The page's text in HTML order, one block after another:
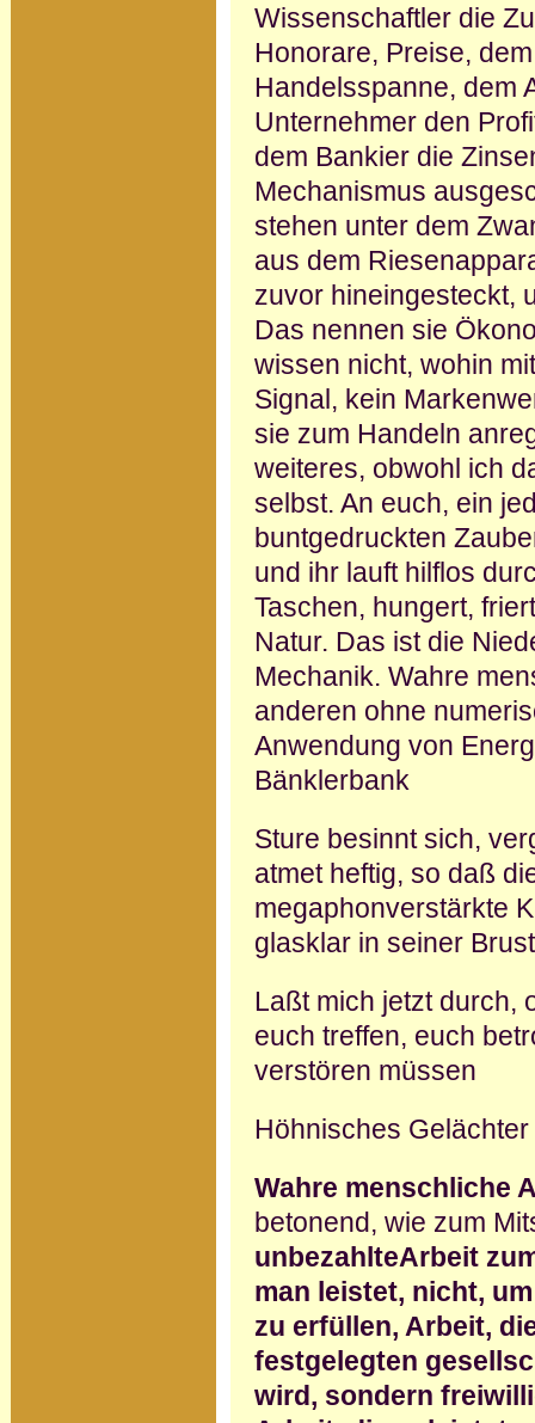
Wissenschaftler die
Honorare, Preise,
Handelsspanne, dem
Unternehmer den
dem Bankier die
Mechanismus
stehen unter dem
aus dem
zuvor hineingesteckt,
Das nennen sie
wissen nicht, wohin
Signal, kein
sie zum Handeln
weiteres, obwohl ich
selbst. An euch, ein
buntgedruckten
und ihr lauft hilflos
Taschen, hungert,
Natur. Das ist die
Mechanik. Wahre
anderen ohne
Anwendung von
Bänklerbank
Sture besinnt sich,
atmet heftig, so daß
megaphonverstärkte
glasklar in seiner Brust
Laßt mich jetzt durch,
euch treffen, euch
verstören müssen
Höhnisches Gelächter
Wahre menschliche
betonend, wie zum
unbezahlteArbeit
man leistet, nicht,
zu erfüllen, Arbeit,
festgelegten
wird, sondern